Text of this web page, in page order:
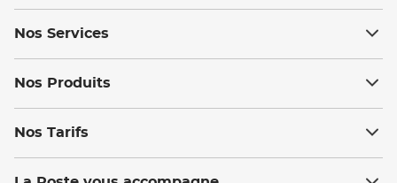
Nos Services
Nos Produits
Nos Tarifs